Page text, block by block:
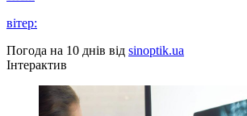
вітер:
Погода на 10 днів від sinoptik.ua
Інтерактив